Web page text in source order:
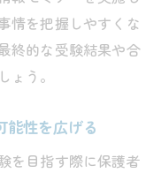
情を把握しやすくな
終的な受験結果や合
う。
能性を広げる
を目指す際に保護者